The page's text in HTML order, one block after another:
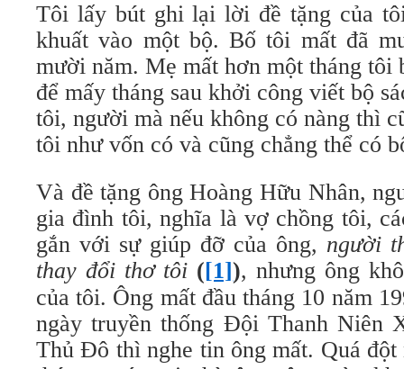
Tôi lấy bút ghi lại lời đề tặng của
khuất vào một bộ. Bố tôi mất đã
mười năm. Mẹ mất hơn một tháng tôi
để mấy tháng sau khởi công viết bộ
tôi, người mà nếu không có nàng thì
tôi như vốn có và cũng chẳng thể có
Và đề tặng ông Hoàng Hữu Nhân,
gia đình tôi, nghĩa là vợ chồng tôi,
gắn với sự giúp đỡ của ông, người
thay đổi thơ tôi ([1]), nhưng ông
của tôi. Ông mất đầu tháng 10 năm
ngày truyền thống Đội Thanh Niên
Thủ Đô thì nghe tin ông mất. Quá